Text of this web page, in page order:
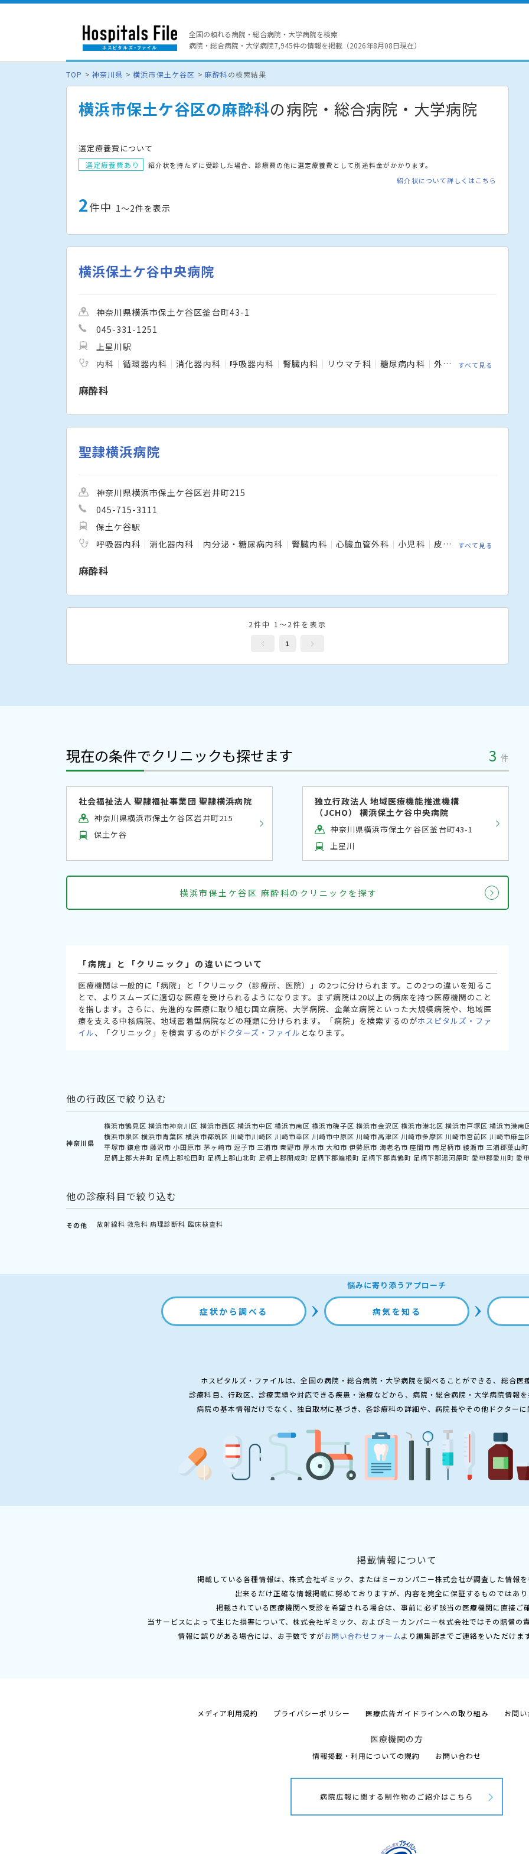
全国の頼れる病院・総合病院・大学病院を検索
病院・総合病院・大学病院7,945件の情報を掲載（2026年8月08日現在）
TOP 神奈川県 横浜市保土ケ谷区 麻酔科の検索結果
横浜市保土ケ谷区の麻酔科の病院・総合病院・大学病院
選定療養費について
選定療養費あり
紹介状を持たずに受診した場合、診療費の他に選定療養費として別途料金がかかります。
紹介状について詳しくはこちら
2件中 1〜2件を表示
横浜保土ケ谷中央病院
神奈川県横浜市保土ケ谷区釜台町43-1
045-331-1251
上星川駅
内科
循環器内科 消化器内科 呼吸器内科 腎臓内科 リウマチ科 糖尿病内科 外科 血管外科
すべて見る
麻酔科
聖隷横浜病院
神奈川県横浜市保土ケ谷区岩井町215
045-715-3111
保土ケ谷駅
呼吸器内科
消化器内科 内分泌・糖尿病内科 腎臓内科 心臓血管外科 小児科 皮膚科 形成外科
すべて見る
麻酔科
2件中 1～2件を表示
1
現在の条件でクリニックも探せます 3 件
社会福祉法人 聖隷福祉事業団 聖隷横浜病院
神奈川県横浜市保土ケ谷区岩井町215
保土ケ谷
独立行政法人 地域医療機能推進機構
（JCHO） 横浜保土ケ谷中央病院
神奈川県横浜市保土ケ谷区釜台町43-1
上星川
横浜市保土ケ谷区 麻酔科のクリニックを探す
「病院」と「クリニック」の違いについて
医療機関は一般的に「病院」と「クリニック（診療所、医院）」の2つに分けられます。この2つの違いを知るこ
とで、よりスムーズに適切な医療を受けられるようになります。まず病院は20以上の病床を持つ医療機関のこと
を指します。さらに、先進的な医療に取り組む国立病院、大学病院、企業立病院といった大規模病院や、地域医
療を支える中核病院、地域密着型病院などの種類に分けられます。「病院」を検索するのがホスピタルズ・ファ
イル、「クリニック」を検索するのが ドクターズ・ファイル となります。
他の行政区で絞り込む
神奈川県
横浜市鶴見区 横浜市神奈川区 横浜市西区 横浜市中区 横浜市南区 横浜市磯子区 横浜市金沢区 横浜市港北区 横浜市戸塚区 横浜市港南
横浜市泉区 横浜市青葉区 横浜市都筑区 川崎市川崎区 川崎市幸区 川崎市中原区 川崎市高津区 川崎市多摩区 川崎市宮前区 川崎市麻生
平塚市 鎌倉市 藤沢市 小田原市 茅ヶ崎市 逗子市 三浦市 秦野市 厚木市 大和市 伊勢原市 海老名市 座間市 南足柄市 綾瀬市 三浦郡葉山町
足柄上郡大井町 足柄上郡松田町 足柄上郡山北町 足柄上郡開成町 足柄下郡箱根町 足柄下郡真鶴町 足柄下郡湯河原町 愛甲郡愛川町 愛
他の診療科目で絞り込む
その他 放射線科 救急科 病理診断科 臨床検査科
悩みに寄り添うアプローチ
症状から調べる 病気を知る
ホスピタルズ・ファイルは、全国の病院・総合病院・大学病院を調べることができる、総合医
診療科目、行政区、診療実績や対応できる疾患・治療などから、病院・総合病院・大学病院情報を
病院の基本情報だけでなく、独自取材に基づき、各診療科の詳細や、病院長やその他ドクターに
掲載情報について
掲載している各種情報は、株式会社ギミック、またはミーカンパニー株式会社が調査した情報を
出来るだけ正確な情報掲載に努めておりますが、内容を完全に保証するものではあり
掲載されている医療機関へ受診を希望される場合は、事前に必ず該当の医療機関に直接ご
当サービスによって生じた損害について、株式会社ギミック、およびミーカンパニー株式会社ではその賠償の
情報に誤りがある場合には、お手数ですがお問い合わせフォームより編集部までご連絡をいただけま
メディア利用規約 プライバシーポリシー 医療広告ガイドラインへの取り組み お問
医療機関の方
情報掲載・利用についての規約 お問い合わせ